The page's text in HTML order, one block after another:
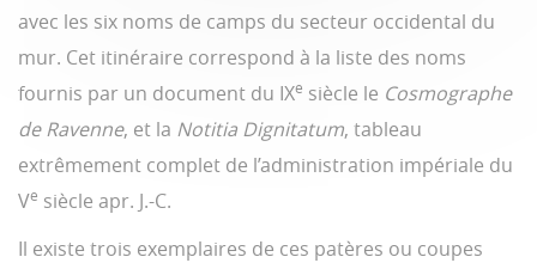
avec les six noms de camps du secteur occidental du
mur. Cet itinéraire correspond à la liste des noms
fournis par un document du IXe siècle le Cosmographe
de Ravenne, et la Notitia Dignitatum, tableau
extrêmement complet de l’administration impériale du
Ve siècle apr. J.-C.
Il existe trois exemplaires de ces patères ou coupes